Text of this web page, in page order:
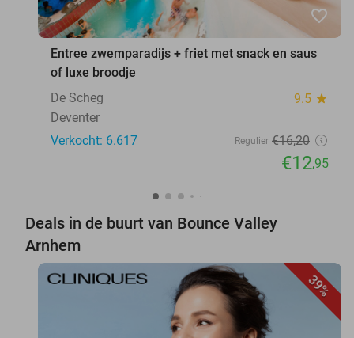
favorite_border
Entree zwemparadijs + friet met snack en saus
of luxe broodje
De Scheg
9.5 star
Deventer
Verkocht: 6.617
Regulier €16,20
€12,95
Deals in de buurt van Bounce Valley
Arnhem
39%